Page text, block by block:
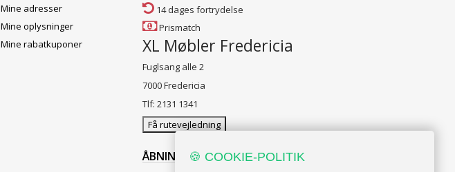
Mine adresser
Mine oplysninger
Mine rabatkuponer
14 dages fortrydelse
Prismatch
XL Møbler Fredericia
Fuglsang alle 2
7000 Fredericia
Tlf: 2131 1341
Få rutevejledning
ÅBNINGSTIDER:🍪 COOKIE-POLITIK